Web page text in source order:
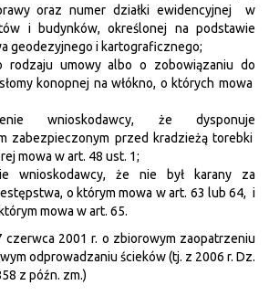
oraz numer działki ewidencyjnej w
i budynków, określonej na podstawie
geodezyjnego i kartograficznego;
rodzaju umowy albo o zobowiązaniu do
konopnej na włókno, o których mowa
wnioskodawcy, że dysponuje
zabezpieczonym przed kradzieżą torebki
mowa w art. 48 ust. 1;
wnioskodawcy, że nie był karany za
o którym mowa w art. 63 lub 64, i
mowa w art. 65.
czerwca 2001 r. o zbiorowym zaopatrzeniu
odprowadzaniu ścieków (tj. z 2006 r. Dz.
z późn. zm.)